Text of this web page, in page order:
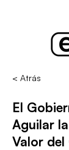
< Atrás
El
Aguilar
Valor